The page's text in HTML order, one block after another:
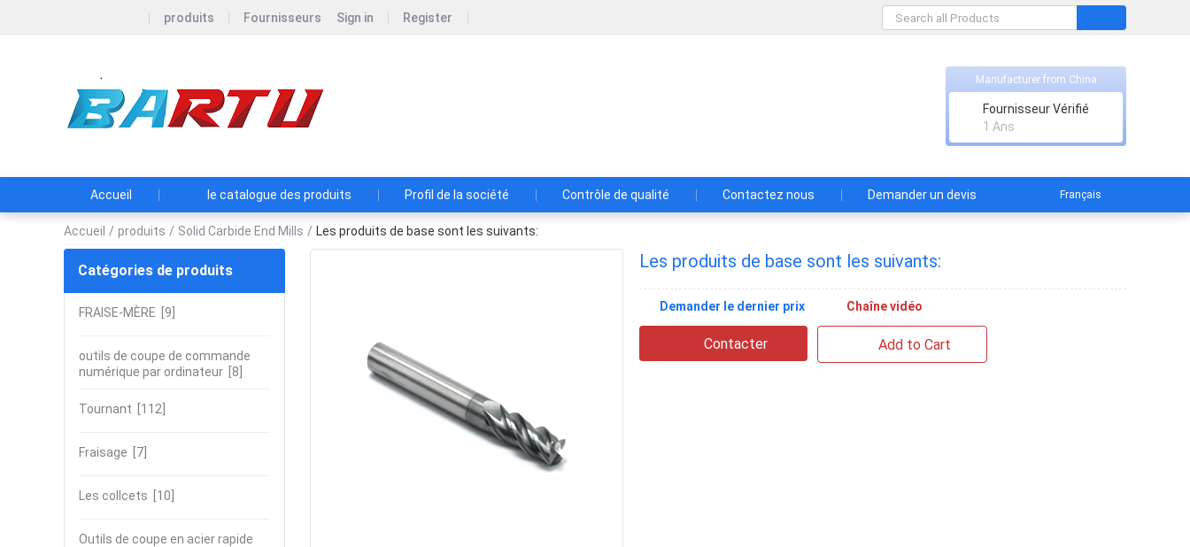
produits Fournisseurs Sign in Register
Manufacturer from China
Fournisseur Vérifié
1 Ans
Accueil le catalogue des produits Profil de la société Contrôle de qualité Contactez nous Demander un devis Français
Accueil / produits / Solid Carbide End Mills / Les produits de base sont les suivants:
Catégories de produits
FRAISE-MÈRE [9]
outils de coupe de commande
numérique par ordinateur [8]
Tournant [112]
Fraisage [7]
Les collcets [10]
Outils de coupe en acier rapide
Les produits de base sont les suivants:
Demander le dernier prix Chaîne vidéo
Contacter Add to Cart